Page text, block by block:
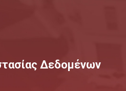
Δεδομένων